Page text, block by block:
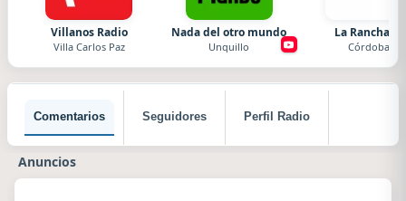
Villanos Radio
Villa Carlos Paz
Nada del otro mundo
Unquillo
La Ranchada
Córdoba
Comentarios Seguidores Perfil Radio
Anuncios